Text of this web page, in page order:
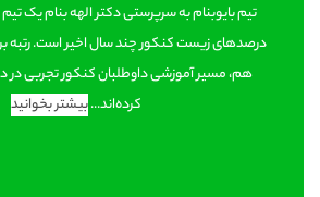
تیم بایوبنام به سرپرستی دکتر الهه بنام یک تیم
درصدهای زیست کنکور چند سال اخیر است. رتبه
هم، مسیر آموزشی داوطلبان کنکور تجربی در
کرده‌اند...بیشتر بخوانید